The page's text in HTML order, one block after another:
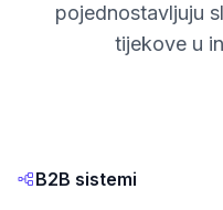
pojednostavljuju
tijekove u
B2B sistemi